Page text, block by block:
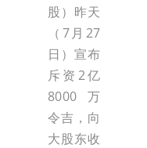
股）昨天
（7月27
日）宣布
斥资2亿
8000万
令吉，向
大股东收